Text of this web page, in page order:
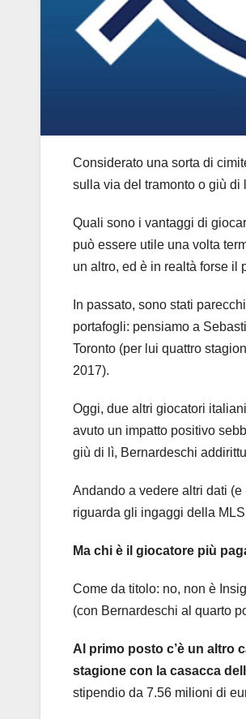
Considerato una sorta di
sulla via del tramonto o giù di
Quali sono i vantaggi di
può essere utile una volta
un altro, ed è in realtà forse il
In passato, sono stati
portafogli: pensiamo a
Toronto (per lui quattro
2017).
Oggi, due altri giocatori
avuto un impatto positivo
giù di lì, Bernardeschi
Andando a vedere altri dati
riguarda gli ingaggi della
Ma chi è il giocatore più
Come da titolo: no, non è
(con Bernardeschi al quarto
Al primo posto c’è un altro
stagione con la casacca
stipendio da 7.56 milioni di